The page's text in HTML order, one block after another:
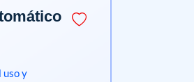
uso y